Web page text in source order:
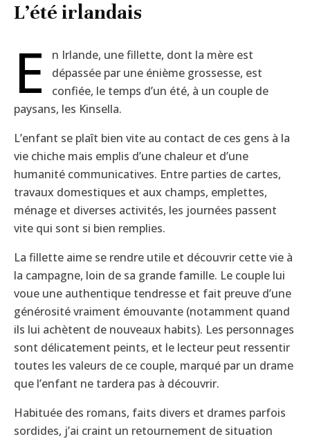
L’été irlandais
E
n Irlande, une fillette, dont la mère est
dépassée par une énième grossesse, est
confiée, le temps d’un été, à un couple de
paysans, les Kinsella.
L’enfant se plaît bien vite au contact de ces gens à la
vie chiche mais emplis d’une chaleur et d’une
humanité communicatives. Entre parties de cartes,
travaux domestiques et aux champs, emplettes,
ménage et diverses activités, les journées passent
vite qui sont si bien remplies.
La fillette aime se rendre utile et découvrir cette vie à
la campagne, loin de sa grande famille. Le couple lui
voue une authentique tendresse et fait preuve d’une
générosité vraiment émouvante (notamment quand
ils lui achètent de nouveaux habits). Les personnages
sont délicatement peints, et le lecteur peut ressentir
toutes les valeurs de ce couple, marqué par un drame
que l’enfant ne tardera pas à découvrir.
Habituée des romans, faits divers et drames parfois
sordides, j’ai craint un retournement de situation